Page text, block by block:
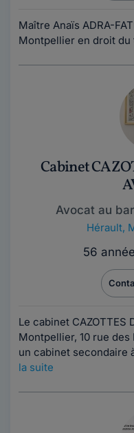
Maître Anaïs ADRA-
Montpellier en droit du
Cabinet
Avocat au
Hérault,
56
Le cabinet CAZOTTES
Montpellier, 10 rue
un cabinet secondaire
la suite